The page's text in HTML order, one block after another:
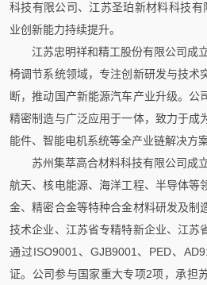
科技有限公司、江苏圣珀新材料科技
业创新能力持续提升。
江苏忠明祥和精工股份有限公司成
椅调节系统领域，专注创新研发与技术
断，推动国产新能源汽车产业升级。公
精密制造与广泛应用于一体，致力于成
能件、智能电机系统等全产业链解决方
苏州集萃高合材料科技有限公司成
航天、核电能源、海洋工程、半导体等
金、精密合金等特种合金材料研发及制
技术企业、江苏省专精特新企业、江苏
通过ISO9001、GJB9001、PED、
证。公司参与国家重大专项2项，承担